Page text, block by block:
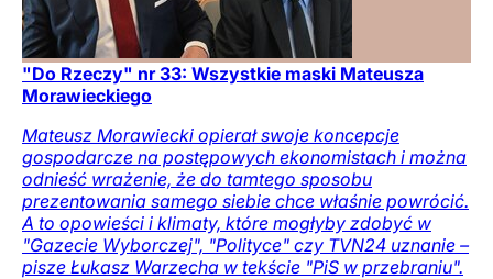
"Do Rzeczy" nr 33: Wszystkie maski Mateusza
Morawieckiego
Mateusz Morawiecki opierał swoje koncepcje
gospodarcze na postępowych ekonomistach i można
odnieść wrażenie, że do tamtego sposobu
prezentowania samego siebie chce właśnie powrócić.
A to opowieści i klimaty, które mogłyby zdobyć w
"Gazecie Wyborczej", "Polityce" czy TVN24 uznanie –
pisze Łukasz Warzecha w tekście "PiS w przebraniu".